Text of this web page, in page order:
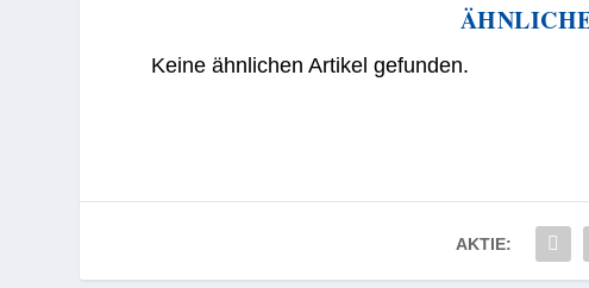
Keine ähnlichen Artikel gefunden.
AKTIE: